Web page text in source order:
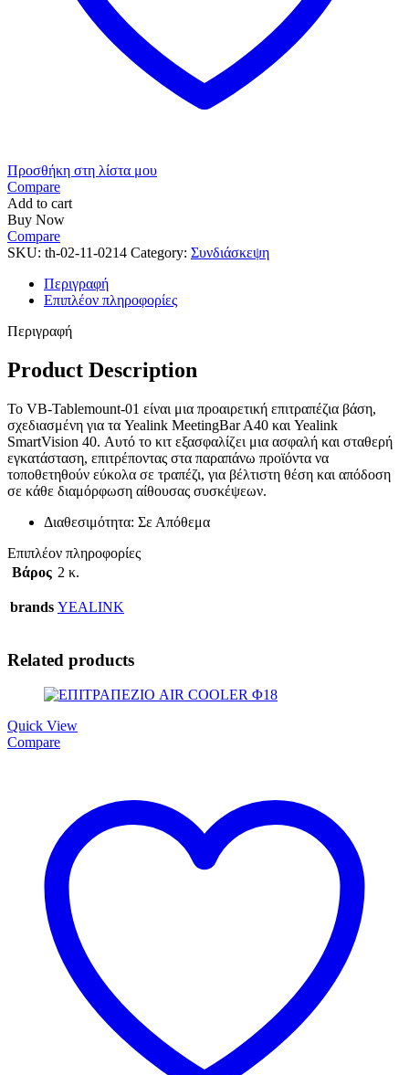
Προσθήκη στη λίστα μου
Compare
Add to cart
Buy Now
Compare
SKU: th-02-11-0214 Category: Συνδιάσκεψη
Περιγραφή
Επιπλέον πληροφορίες
Περιγραφή
Product Description
Το VB-Tablemount-01 είναι μια προαιρετική επιτραπέζια βάση,
σχεδιασμένη για τα Yealink MeetingBar A40 και Yealink
SmartVision 40. Αυτό το κιτ εξασφαλίζει μια ασφαλή και σταθερή
εγκατάσταση, επιτρέποντας στα παραπάνω προϊόντα να
τοποθετηθούν εύκολα σε τραπέζι, για βέλτιστη θέση και απόδοση
σε κάθε διαμόρφωση αίθουσας συσκέψεων.
Διαθεσιμότητα: Σε Απόθεμα
Επιπλέον πληροφορίες
Βάρος 2 κ.
brands YEALINK
Related products
Quick View
Compare